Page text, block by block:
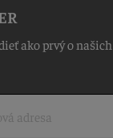
ako prvý o